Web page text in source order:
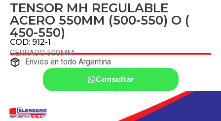
TENSOR MH REGULABLE
ACERO 550MM (500-550) O (
450-550)
COD: 912-1
CERRADO 500MM
Envios en todo Argentina
Consultar